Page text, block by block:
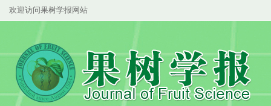
欢迎访问果树学报网站